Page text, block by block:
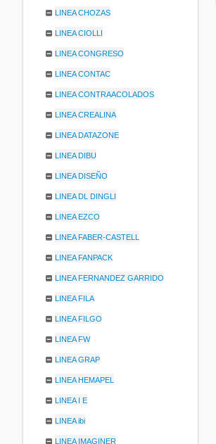
LINEA CHOZAS
LINEA CIOLLI
LINEA CONGRESO
LINEA CONTAC
LINEA CONTRAACOLADOS
LINEA CREALINA
LINEA DATAZONE
LINEA DIBU
LINEA DISEÑO
LINEA DL DINGLI
LINEA EZCO
LINEA FABER-CASTELL
LINEA FANPACK
LINEA FERNANDEZ GARRIDO
LINEA FILA
LINEA FILGO
LINEA FW
LINEA GRAP
LINEA HEMAPEL
LINEA I E
LINEA ibi
LINEA IMAGINER